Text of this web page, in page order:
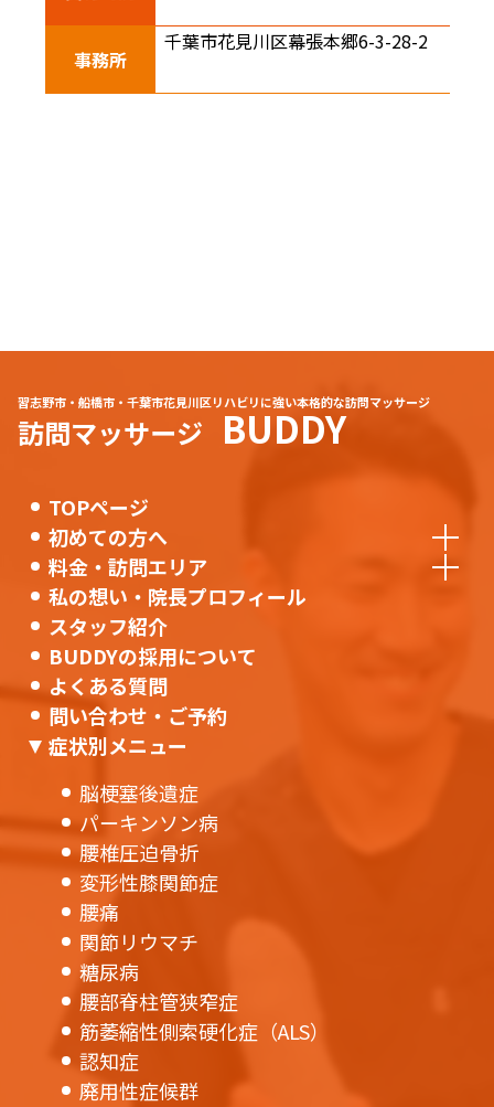
事務所
千葉市花見川区幕張本郷6-3-28-2
習志野市・船橋市・千葉市花見川区リハビリに強い本格的な訪問マッサージ
訪問マッサージ BUDDY
TOPページ
初めての方へ
料金・訪問エリア
私の想い・院長プロフィール
スタッフ紹介
BUDDYの採用について
よくある質問
問い合わせ・ご予約
症状別メニュー
脳梗塞後遺症
パーキンソン病
腰椎圧迫骨折
変形性膝関節症
腰痛
関節リウマチ
糖尿病
腰部脊柱管狭窄症
筋萎縮性側索硬化症（ALS）
認知症
廃用性症候群